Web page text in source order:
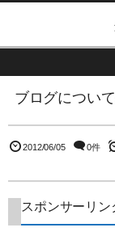
ブログについ
2012/06/05 0件
スポンサーリン